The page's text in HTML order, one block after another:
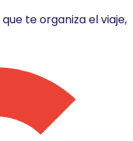
te organiza el viaje,